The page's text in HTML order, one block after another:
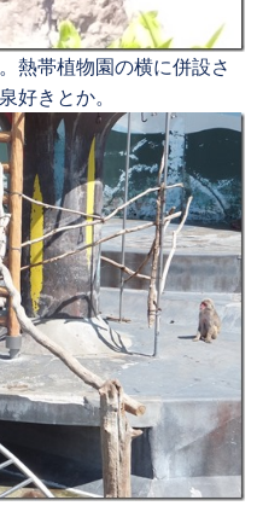
熱帯植物園の横に併設さ
好きとか。